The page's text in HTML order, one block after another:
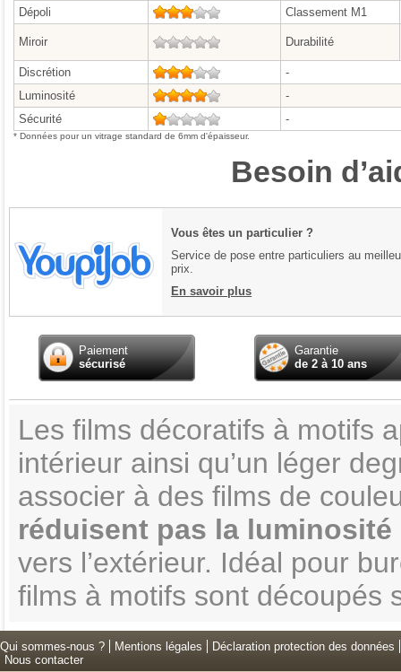
Dépoli
Classement M1
Miroir Durabilité
Discrétion
-
Luminosité
-
Sécurité
-
* Données pour un vitrage standard de 6mm d'épaisseur.
Besoin
Vous êtes un particulier ?
Service de pose entre particuliers au
prix.
En savoir plus
Paiement
sécurisé
Garantie
de 2 à 10 ans
Les films décoratifs à motifs
intérieur ainsi qu’un léger
associer à des films de
réduisent pas la luminosité
vers l’extérieur. Idéal pour
films à motifs sont découpés
Qui sommes-nous ? Mentions légales
Déclaration protection des données
Nous contacter